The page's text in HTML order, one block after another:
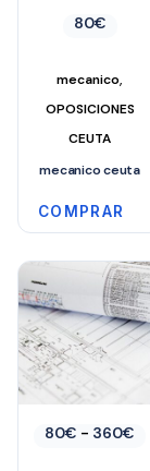
80€
mecanico,
OPOSICIONES
CEUTA
mecanico ceuta
COMPRAR
80€ - 360€